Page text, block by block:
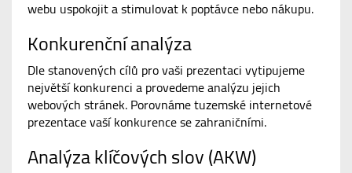
webu uspokojit a stimulovat k poptávce nebo nákupu.
Konkurenční analýza
Dle stanovených cílů pro vaši prezentaci vytipujeme
největší konkurenci a provedeme analýzu jejich
webových stránek. Porovnáme tuzemské internetové
prezentace vaší konkurence se zahraničními.
Analýza klíčových slov (AKW)